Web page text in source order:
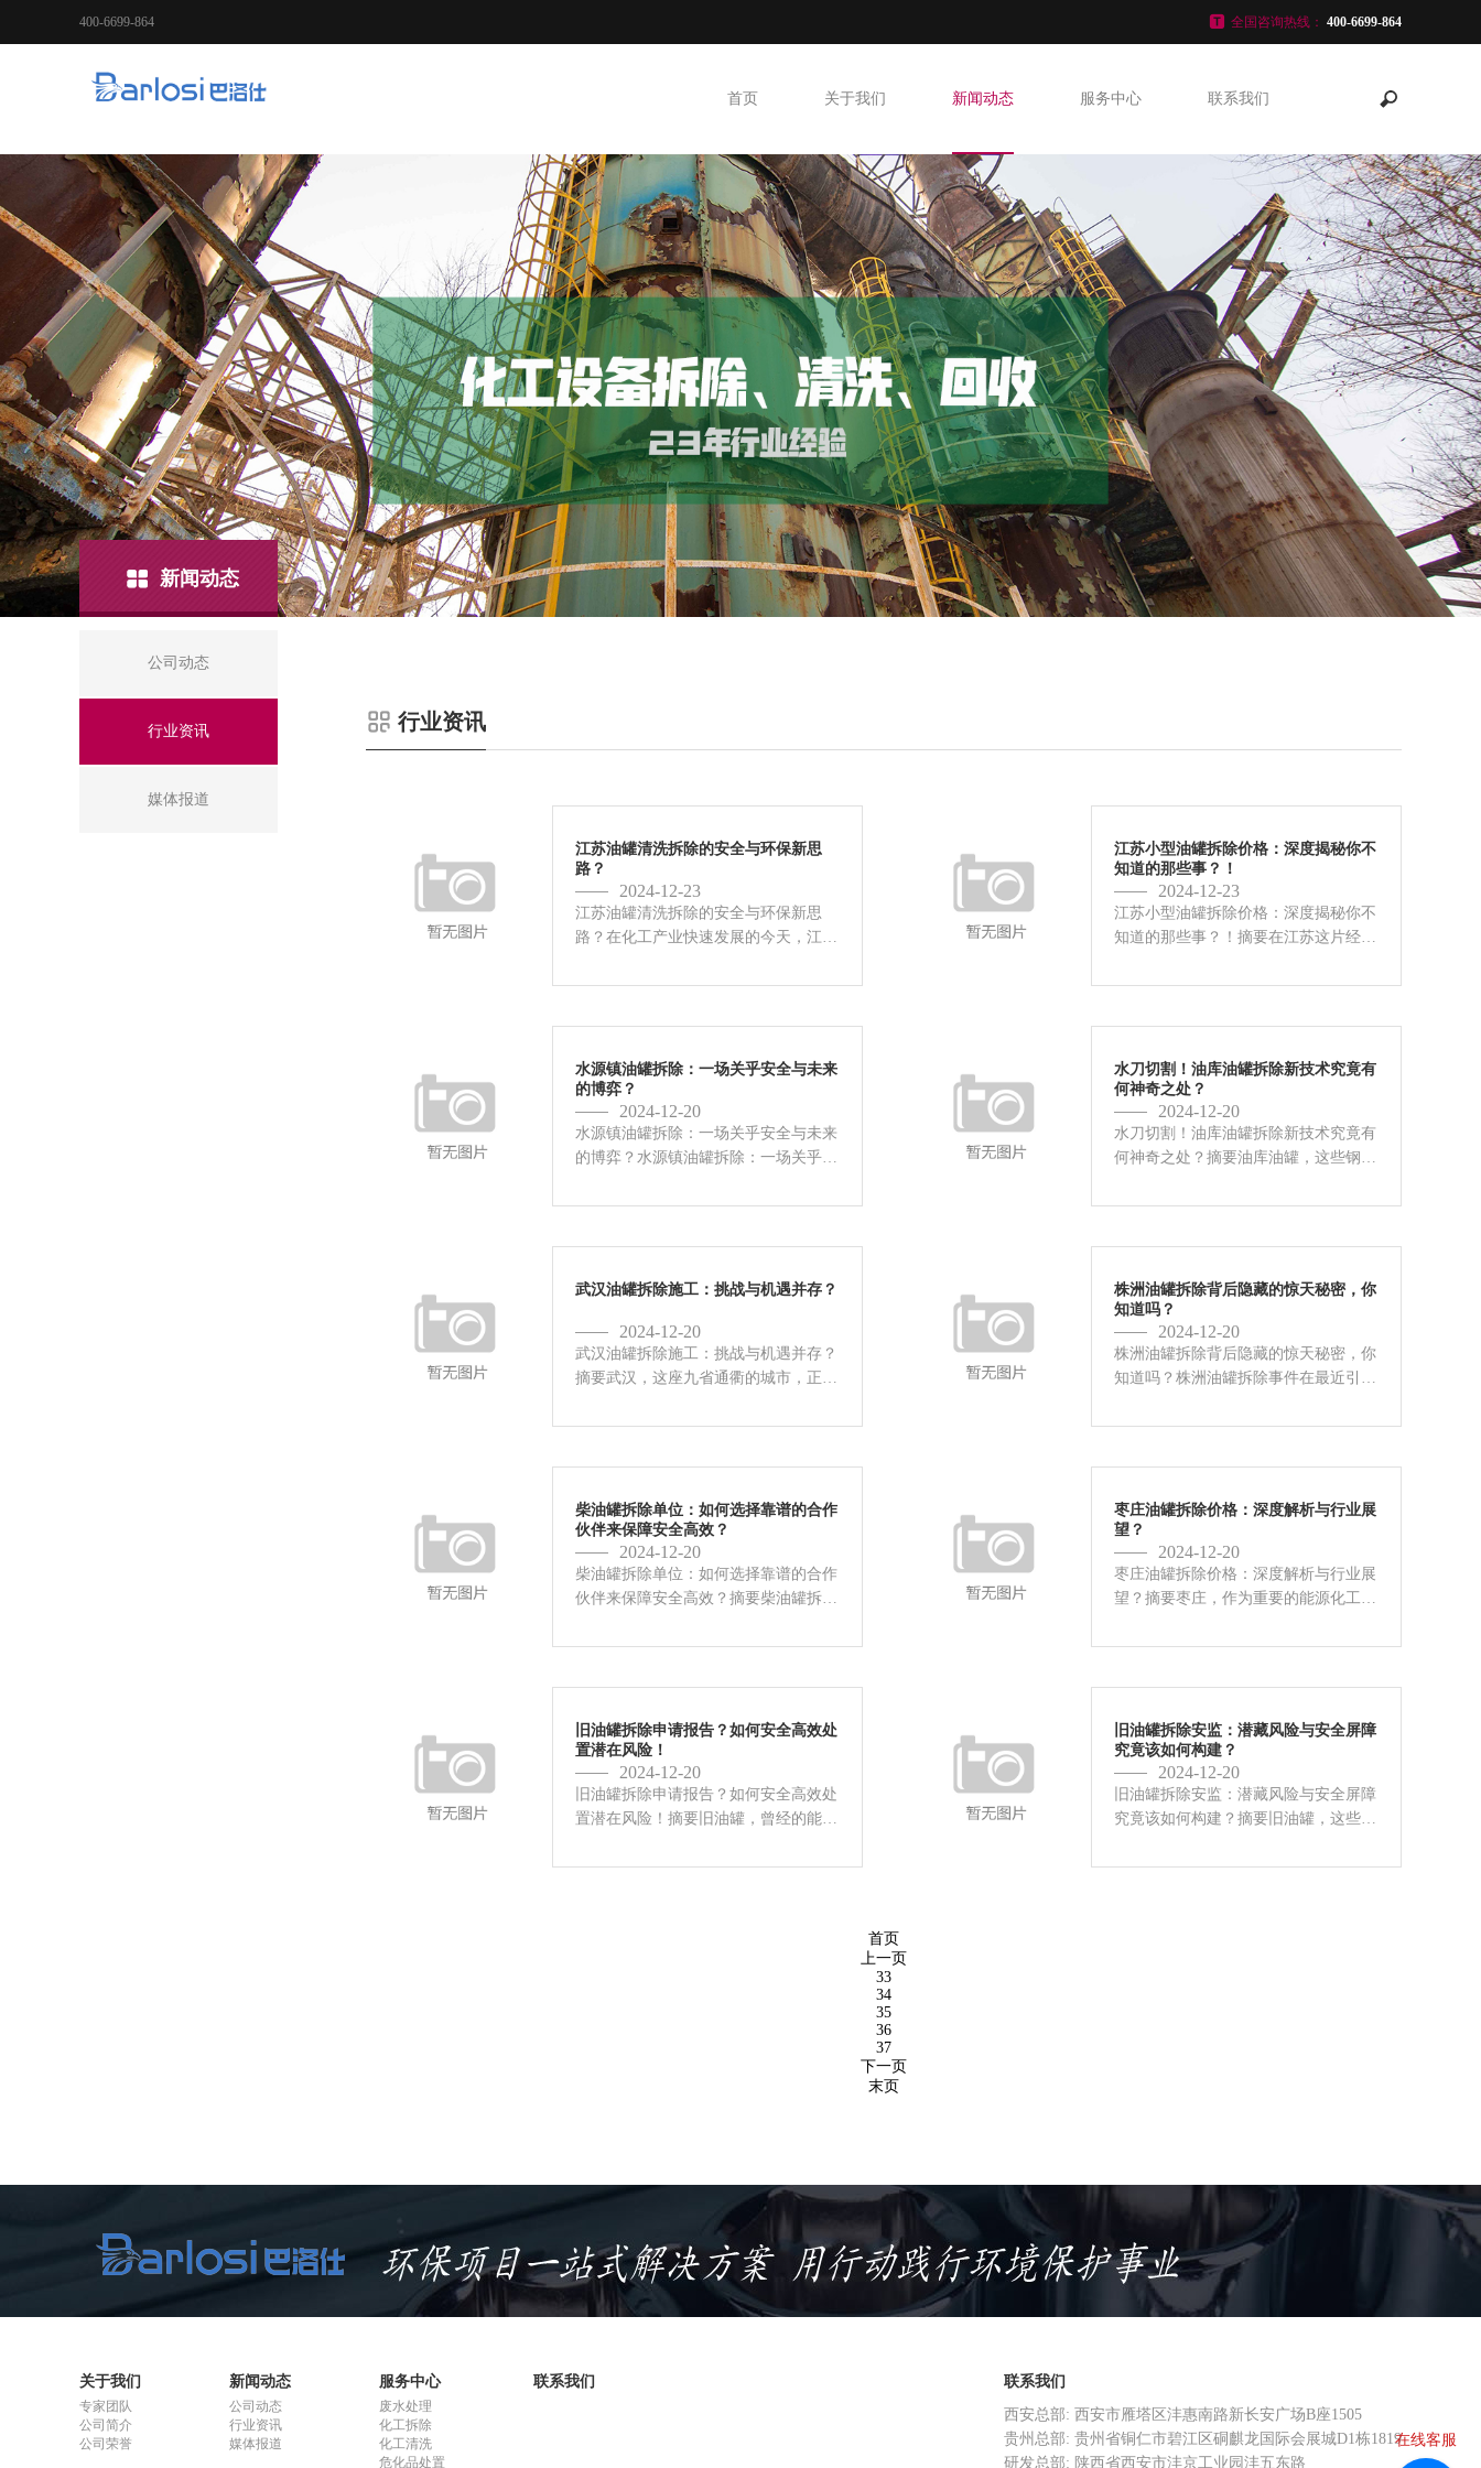
400-6699-864 全国咨询热线： 400-6699-864
首页 关于我们 新闻动态 服务中心 联系我们
新闻动态
公司动态
行业资讯
媒体报道
行业资讯
江苏油罐清洗拆除的安全与环保新思
路？
2024-12-23
江苏油罐清洗拆除的安全与环保新思
路？在化工产业快速发展的今天，江苏
工作不仅是企业生产转型的需要，更是
江苏小型油罐拆除价格：深度揭秘你不
知道的那些事？！
2024-12-23
江苏小型油罐拆除价格：深度揭秘你不
知道的那些事？！摘要在江苏这片经济
见，它们曾是能源存储的重要载体，如
水源镇油罐拆除：一场关乎安全与未来
的博弈？
2024-12-20
水源镇油罐拆除：一场关乎安全与未来
的博弈？水源镇油罐拆除：一场关乎安
流淌着生命之源的地方，如今却因为矗
水刀切割！油库油罐拆除新技术究竟有
何神奇之处？
2024-12-20
水刀切割！油库油罐拆除新技术究竟有
何神奇之处？摘要油库油罐，这些钢铁
源储存的重任。随着时间的推移，技术
武汉油罐拆除施工：挑战与机遇并存？
2024-12-20
武汉油罐拆除施工：挑战与机遇并存？
摘要武汉，这座九省通衢的城市，正经
中，油罐拆除施工成为一个不可忽视的
株洲油罐拆除背后隐藏的惊天秘密，你
知道吗？
2024-12-20
株洲油罐拆除背后隐藏的惊天秘密，你
知道吗？株洲油罐拆除事件在最近引起
大，更是因为其背后隐藏的众多未解之
柴油罐拆除单位：如何选择靠谱的合作
伙伴来保障安全高效？
2024-12-20
柴油罐拆除单位：如何选择靠谱的合作
伙伴来保障安全高效？摘要柴油罐拆除
发安全事故，造成环境污染和财产损
枣庄油罐拆除价格：深度解析与行业展
望？
2024-12-20
枣庄油罐拆除价格：深度解析与行业展
望？摘要枣庄，作为重要的能源化工基
罐拆除价格并非一概而论，它受到诸多
旧油罐拆除申请报告？如何安全高效处
置潜在风险！
2024-12-20
旧油罐拆除申请报告？如何安全高效处
置潜在风险！摘要旧油罐，曾经的能源
隐患。随着时间的推移，油罐内壁腐
旧油罐拆除安监：潜藏风险与安全屏障
究竟该如何构建？
2024-12-20
旧油罐拆除安监：潜藏风险与安全屏障
究竟该如何构建？摘要旧油罐，这些曾
边缘，如同沉睡的巨兽。它们内部残留
首页
上一页
33
34
35
36
37
下一页
末页
关于我们
专家团队
公司简介
公司荣誉
新闻动态
公司动态
行业资讯
媒体报道
服务中心
废水处理
化工拆除
化工清洗
危化品处置
联系我们
联系我们
西安总部: 西安市雁塔区沣惠南路新长安广场B座1505
贵州总部: 贵州省铜仁市碧江区硐麒龙国际会展城D1栋1819
研发总部: 陕西省西安市沣京工业园沣五东路
在线客服